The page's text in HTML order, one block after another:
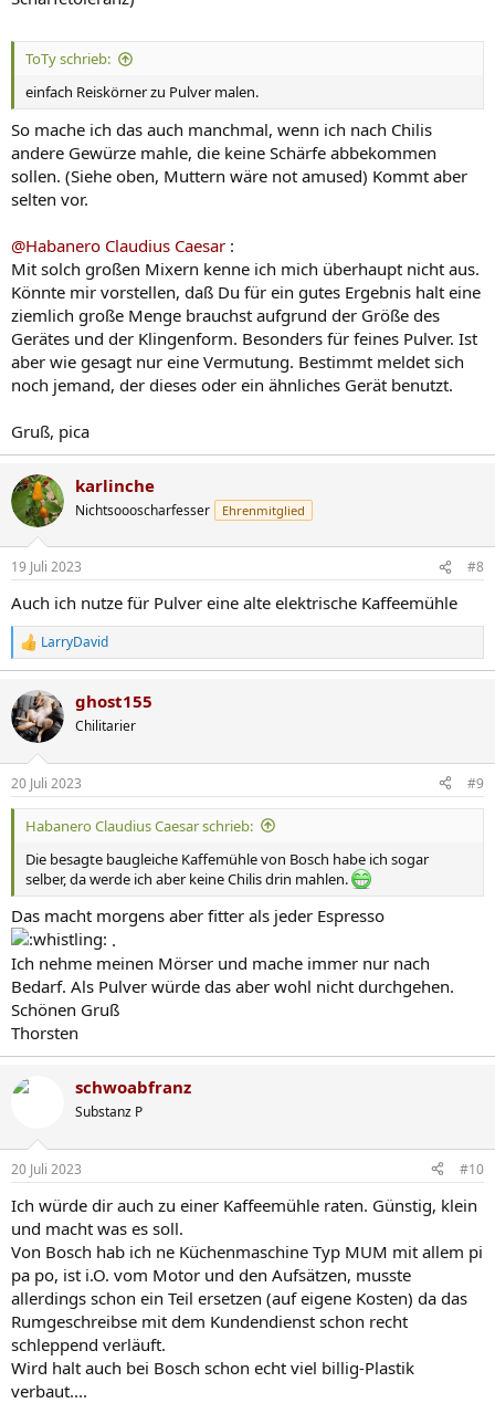
ToTy schrieb:
einfach Reiskörner zu Pulver malen.
So mache ich das auch manchmal, wenn ich nach Chilis
andere Gewürze mahle, die keine Schärfe abbekommen
sollen. (Siehe oben, Muttern wäre not amused) Kommt aber
selten vor.
@Habanero Claudius Caesar :
Mit solch großen Mixern kenne ich mich überhaupt nicht aus.
Könnte mir vorstellen, daß Du für ein gutes Ergebnis halt eine
ziemlich große Menge brauchst aufgrund der Größe des
Gerätes und der Klingenform. Besonders für feines Pulver. Ist
aber wie gesagt nur eine Vermutung. Bestimmt meldet sich
noch jemand, der dieses oder ein ähnliches Gerät benutzt.
Gruß, pica
karlinche
Nichtsoooscharfesser Ehrenmitglied
19 Juli 2023 #8
Auch ich nutze für Pulver eine alte elektrische Kaffeemühle
R
e
k
t
i
e
n
LarryDavid
ghost155
Chilitarier
20 Juli 2023 #9
Habanero Claudius Caesar schrieb:
Die besagte baugleiche Kaffemühle von Bosch habe ich sogar
selber, da werde ich aber keine Chilis drin mahlen.
Das macht morgens aber fitter als jeder Espresso
.
Ich nehme meinen Mörser und mache immer nur nach
Bedarf. Als Pulver würde das aber wohl nicht durchgehen.
Schönen Gruß
Thorsten
schwoabfranz
Substanz P
20 Juli 2023 #10
Ich würde dir auch zu einer Kaffeemühle raten. Günstig, klein
und macht was es soll.
Von Bosch hab ich ne Küchenmaschine Typ MUM mit allem pi
pa po, ist i.O. vom Motor und den Aufsätzen, musste
allerdings schon ein Teil ersetzen (auf eigene Kosten) da das
Rumgeschreibse mit dem Kundendienst schon recht
schleppend verläuft.
Wird halt auch bei Bosch schon echt viel billig-Plastik
verbaut....